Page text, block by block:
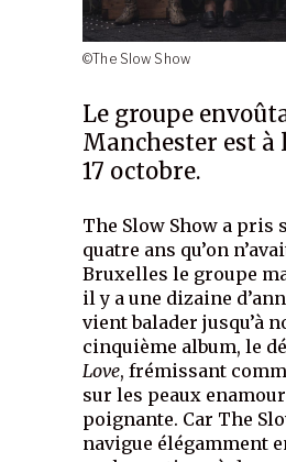
©The Slow Show
Le groupe
Manchester est à
17 octobre.
The Slow Show a pris
quatre ans qu’on
Bruxelles le groupe
il y a une dizaine
vient balader jusqu’à
cinquième album, le
Love, frémissant
sur les peaux
poignante. Car The
navigue élégamment